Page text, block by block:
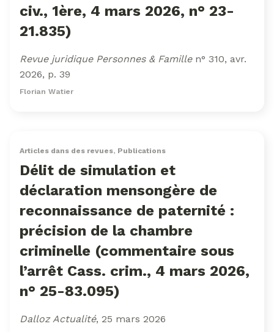
civ., 1ère, 4 mars 2026, n° 23-
21.835)
Revue juridique Personnes & Famille n° 310, avr.
2026, p. 39
Florian Watier
Articles dans des revues, Publications
Délit de simulation et
déclaration mensongère de
reconnaissance de paternité :
précision de la chambre
criminelle (commentaire sous
l’arrêt Cass. crim., 4 mars 2026,
n° 25-83.095)
Dalloz Actualité, 25 mars 2026